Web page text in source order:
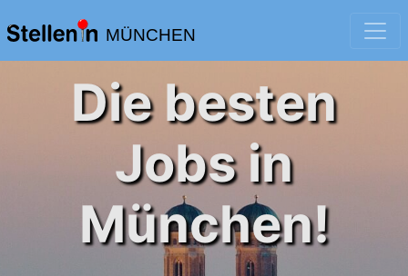
MÜNCHEN
Die besten
Jobs in
München!